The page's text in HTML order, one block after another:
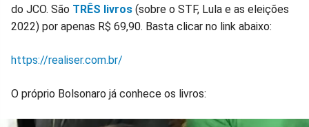
do JCO. São TRÊS livros (sobre o STF, Lula e as eleições
2022) por apenas R$ 69,90. Basta clicar no link abaixo:
https://realiser.com.br/
O próprio Bolsonaro já conhece os livros: